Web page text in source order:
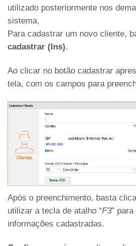
utilizado posteriormente nos
sistema.
Para cadastrar um novo cliente,
cadastrar (Ins).
Ao clicar no botão cadastrar
tela, com os campos para
Após o preenchimento, basta
utilizar a tecla de atalho “F3”
informações cadastradas.